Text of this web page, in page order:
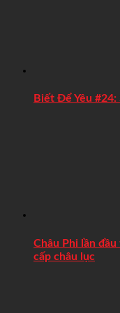
Biết Để Yêu
Châu Phi lần
cấp châu lục